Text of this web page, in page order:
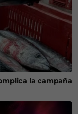
la campaña